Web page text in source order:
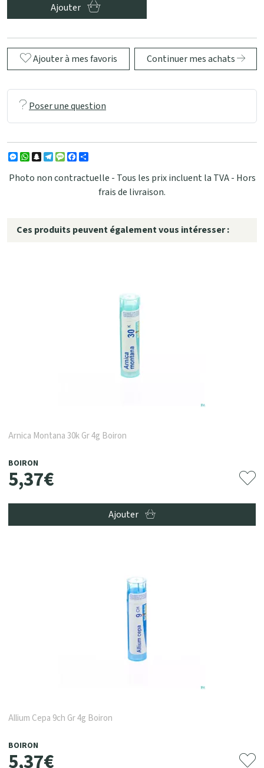
Ajouter
Ajouter à mes favoris Continuer mes achats
Poser une question
Messenger
WhatsApp
Snapchat
Telegram
MessageFacebook
Photo non contractuelle - Tous les prix incluent la TVA - Hors
frais de livraison.
Ces produits peuvent également vous intéresser :
Arnica Montana 30k Gr 4g Boiron
BOIRON
5,37€
Ajouter
Allium Cepa 9ch Gr 4g Boiron
BOIRON
5,37€